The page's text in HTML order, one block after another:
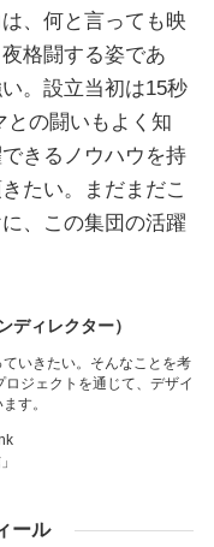
、何と言っても映
格闘する姿であ
。設立当初は15秒
との闘いもよく知
きるノウハウを持
たい。まだまだこ
、この集団の活躍
ディレクター）
いきたい。そんなことを考
ジェクトを通じて、デザイ
す。
ール